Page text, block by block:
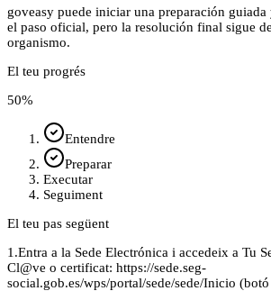
goveasy puede iniciar una preparación guiada
el paso oficial, pero la resolución final sigue
organismo.
El teu progrés
50%
Entendre
Preparar
Executar
Seguiment
El teu pas següent
1.Entra a la Sede Electrónica i accedeix a Tu
Cl@ve o certificat: https://sede.seg-
social.gob.es/wps/portal/sede/sede/Inicio